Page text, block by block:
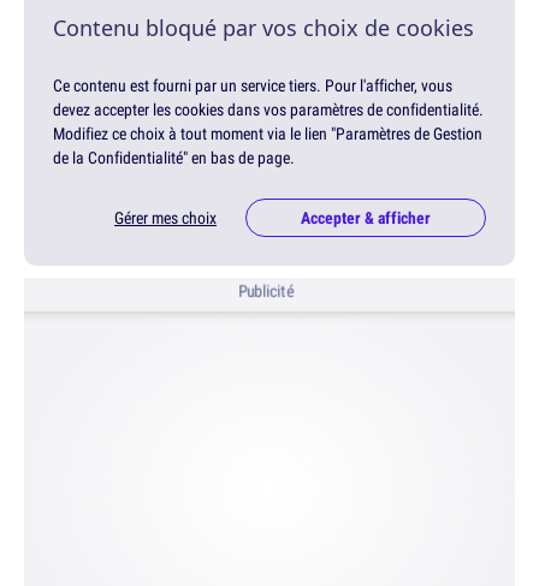
Contenu bloqué par vos choix de cookies
Ce contenu est fourni par un service tiers. Pour l'afficher, vous
devez accepter les cookies dans vos paramètres de confidentialité.
Modifiez ce choix à tout moment via le lien "Paramètres de Gestion
de la Confidentialité" en bas de page.
Gérer mes choix Accepter & afficher
Publicité